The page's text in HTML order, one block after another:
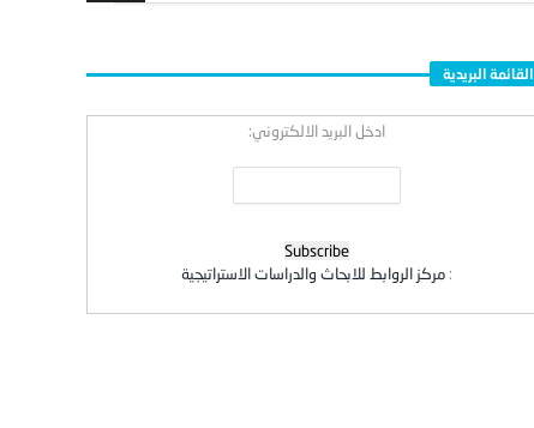
القائمة البريدية
ادخل البريد الالكتروني:
:مركز الروابط للابحاث والدراسات الاستراتيجية